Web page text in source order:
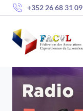
Skip
to
content
+352 26 68 31 09